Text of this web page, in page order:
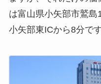
は富山県小矢部市鷲島
小矢部東ICから8分です